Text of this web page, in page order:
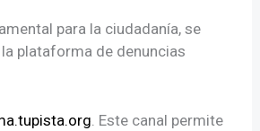
para la ciudadanía, se
plataforma de denuncias
. Este canal permite